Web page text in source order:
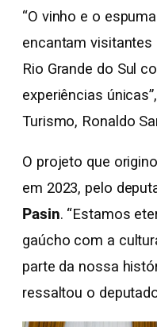
“O vinho e o
encantam
Rio Grande do Sul
experiências
Turismo, Ronaldo
O projeto que
em 2023, pelo
Pasin. “Estamos
gaúcho com a
parte da nossa
ressaltou o